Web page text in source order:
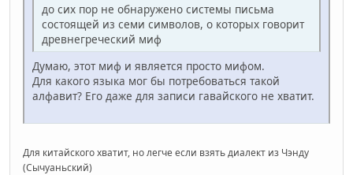
до сих пор не обнаружено системы письма
состоящей из семи символов, о которых говорит
древнегреческий миф
Думаю, этот миф и является просто мифом.
Для какого языка мог бы потребоваться такой
алфавит? Его даже для записи гавайского не хватит.
Для китайского хватит, но легче если взять диалект из Чэнду
(Сычуаньский)